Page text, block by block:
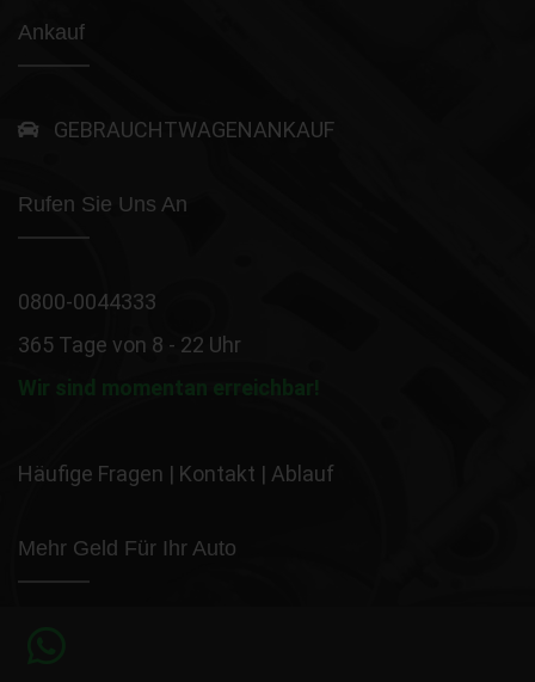
Ankauf
GEBRAUCHTWAGENANKAUF
Rufen Sie Uns An
0800-0044333
365 Tage von 8 - 22 Uhr
Wir sind momentan erreichbar!
Häufige Fragen | Kontakt | Ablauf
Mehr Geld Für Ihr Auto